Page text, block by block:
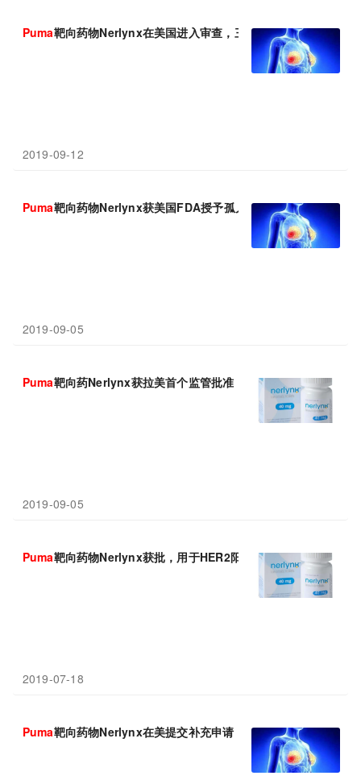
Puma靶向药物Nerlynx在美国进入审查，三线治疗HER2阳性转移
2019-09-12
Puma靶向药物Nerlynx获美国FDA授予孤儿药资格，治疗脑转移
2019-09-05
Puma靶向药Nerlynx获拉美首个监管批准，用于HER2阳性早期乳
2019-09-05
Puma靶向药物Nerlynx获批，用于HER2阳性早期乳腺癌延长辅助
2019-07-18
Puma靶向药物Nerlynx在美提交补充申请，三线治疗HER2阳性转